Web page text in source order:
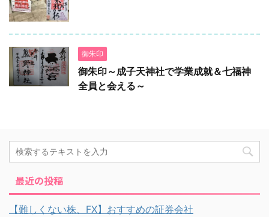
御朱印
御朱印～成子天神社で学業成就＆七福神
全員と会える～
最近の投稿
【難しくない株、FX】おすすめの証券会社